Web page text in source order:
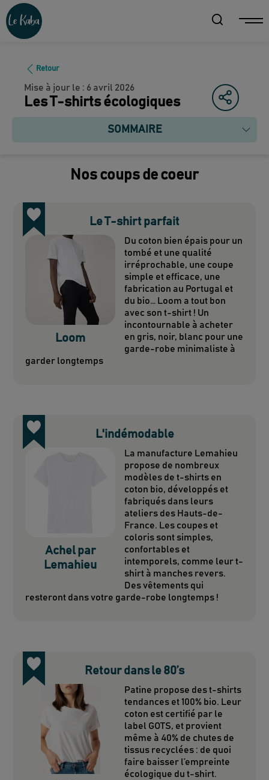
Retour
Mise à jour le : 6 avril 2026
Les T-shirts écologiques
SOMMAIRE
Nos coups de coeur
Le T-shirt parfait
Loom
Du coton bien épais pour un
tombé et une qualité
irréprochable, une coupe
simple et efficace, une
fabrication au Portugal et
du bio… Loom a tout bon
avec son t-shirt ! Un
incontournable à acheter
en gris, noir, blanc pour une
garde-robe minimaliste à
garder longtemps
L'indémodable
Achel par
Lemahieu
La manufacture Lemahieu
propose de nombreux
modèles de t-shirts en
coton bio, développés et
fabriqués dans leurs
ateliers des Hauts-de-
France. Les coupes et
coloris sont simples,
confortables et
intemporels, comme leur t-
shirt à manches revers.
Des vêtements qui
resteront dans votre garde-robe longtemps !
Retour dans le 80’s
Patine propose des t-shirts
tendances et 100% bio. Leur
coton est certifié par le
label GOTS, et provient
même à 40% de chutes de
tissus recyclées : de quoi
faire baisser l’empreinte
écologique du t-shirt.